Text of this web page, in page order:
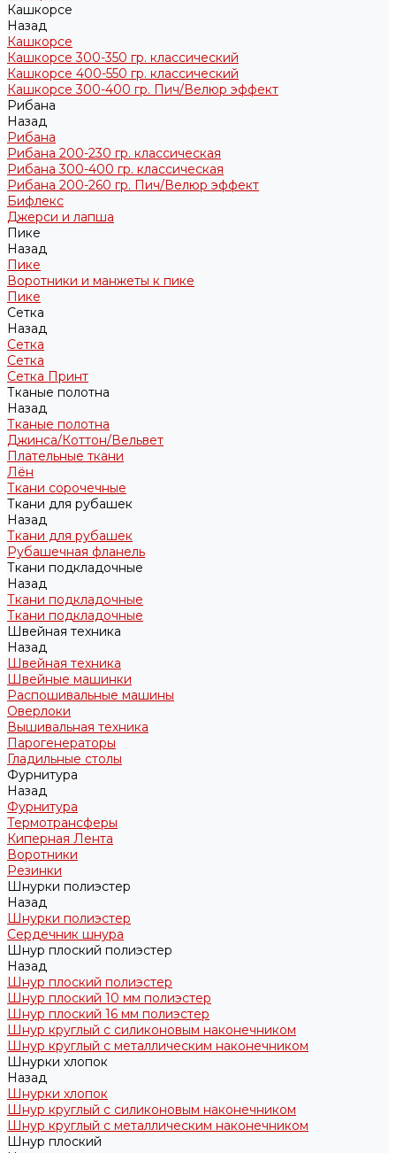
Кашкорсе
Назад
Кашкорсе
Кашкорсе 300-350 гр. классический
Кашкорсе 400-550 гр. классический
Кашкорсе 300-400 гр. Пич/Велюр эффект
Рибана
Назад
Рибана
Рибана 200-230 гр. классическая
Рибана 300-400 гр. классическая
Рибана 200-260 гр. Пич/Велюр эффект
Бифлекс
Джерси и лапша
Пике
Назад
Пике
Воротники и манжеты к пике
Пике
Сетка
Назад
Сетка
Сетка
Сетка Принт
Тканые полотна
Назад
Тканые полотна
Джинса/Коттон/Вельвет
Плательные ткани
Лён
Ткани сорочечные
Ткани для рубашек
Назад
Ткани для рубашек
Рубашечная фланель
Ткани подкладочные
Назад
Ткани подкладочные
Ткани подкладочные
Швейная техника
Назад
Швейная техника
Швейные машинки
Распошивальные машины
Оверлоки
Вышивальная техника
Парогенераторы
Гладильные столы
Фурнитура
Назад
Фурнитура
Термотрансферы
Киперная Лента
Воротники
Резинки
Шнурки полиэстер
Назад
Шнурки полиэстер
Сердечник шнура
Шнур плоский полиэстер
Назад
Шнур плоский полиэстер
Шнур плоский 10 мм полиэстер
Шнур плоский 16 мм полиэстер
Шнур круглый с силиконовым наконечником
Шнур круглый с металлическим наконечником
Шнурки хлопок
Назад
Шнурки хлопок
Шнур круглый с силиконовым наконечником
Шнур круглый с металлическим наконечником
Шнур плоский